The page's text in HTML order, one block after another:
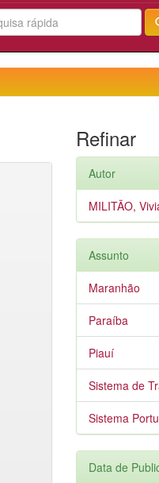
Refinar
Autor
MILITÃO,
Assunto
Maranhão
Paraíba
Piauí
Sistema de
Sistema
Data de